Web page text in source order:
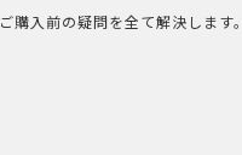
ご購入前の疑問を全て解決します。